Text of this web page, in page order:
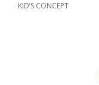
KID’S CONCEPT